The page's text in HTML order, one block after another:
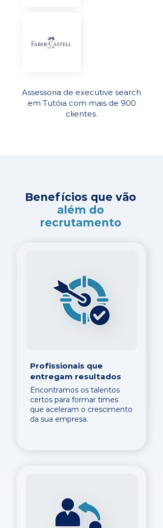
Assessoria de executive search
em Tutóia com mais de 900
clientes.
Benefícios que vão
além do
recrutamento
Profissionais que
entregam resultados
Encontramos os talentos
certos para formar times
que aceleram o crescimento
da sua empresa.